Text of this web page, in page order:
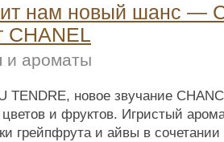
нам новый шанс —
CHANEL
ароматы
TENDRE, новое звучание
цветов и фруктов. Игристый
грейпфрута и айвы в